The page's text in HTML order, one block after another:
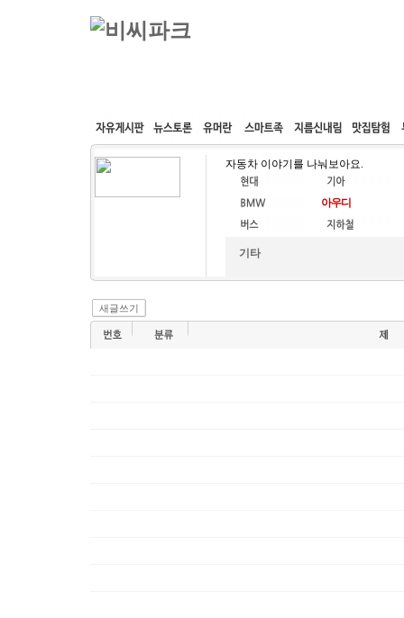
커뮤니티 속도패치 웹호스팅 공동구매
자동차 이야기를 나눠보아요.
기타
새글쓰기